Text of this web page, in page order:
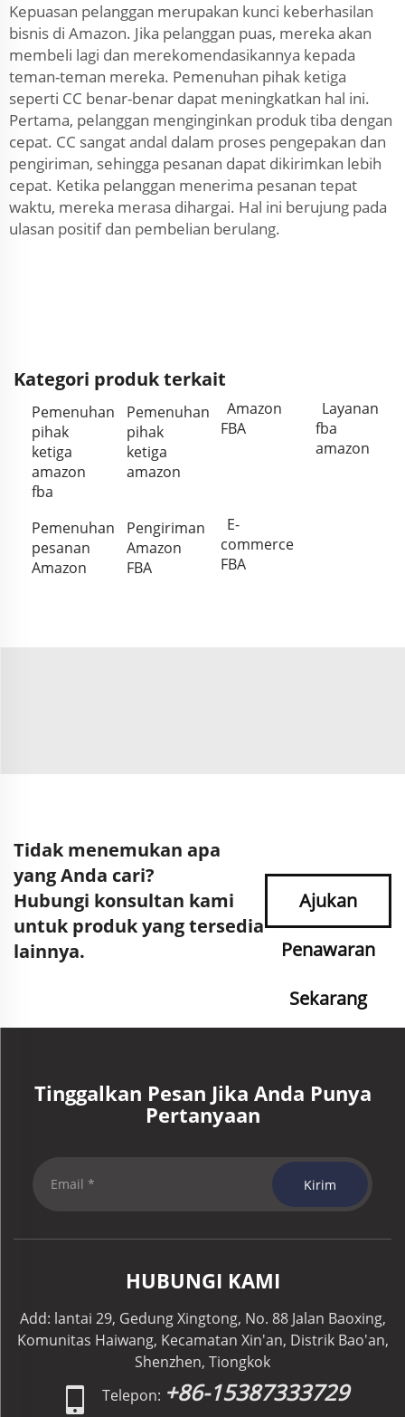
Kepuasan pelanggan merupakan kunci keberhasilan
bisnis di Amazon. Jika pelanggan puas, mereka akan
membeli lagi dan merekomendasikannya kepada
teman-teman mereka. Pemenuhan pihak ketiga
seperti CC benar-benar dapat meningkatkan hal ini.
Pertama, pelanggan menginginkan produk tiba dengan
cepat. CC sangat andal dalam proses pengepakan dan
pengiriman, sehingga pesanan dapat dikirimkan lebih
cepat. Ketika pelanggan menerima pesanan tepat
waktu, mereka merasa dihargai. Hal ini berujung pada
ulasan positif dan pembelian berulang.
Kategori produk terkait
Pemenuhan
pihak
ketiga
amazon
fba
Pemenuhan
pihak
ketiga
amazon
Amazon
FBA
Layanan
fba
amazon
Pemenuhan
pesanan
Amazon
Pengiriman
Amazon
FBA
E-
commerce
FBA
Tidak menemukan apa
yang Anda cari?
Hubungi konsultan kami
untuk produk yang tersedia
lainnya.
Ajukan
Penawaran
Sekarang
Tinggalkan Pesan Jika Anda Punya
Pertanyaan
Kirim
HUBUNGI KAMI
Add: lantai 29, Gedung Xingtong, No. 88 Jalan Baoxing,
Komunitas Haiwang, Kecamatan Xin'an, Distrik Bao'an,
Shenzhen, Tiongkok
Telepon: +86-15387333729